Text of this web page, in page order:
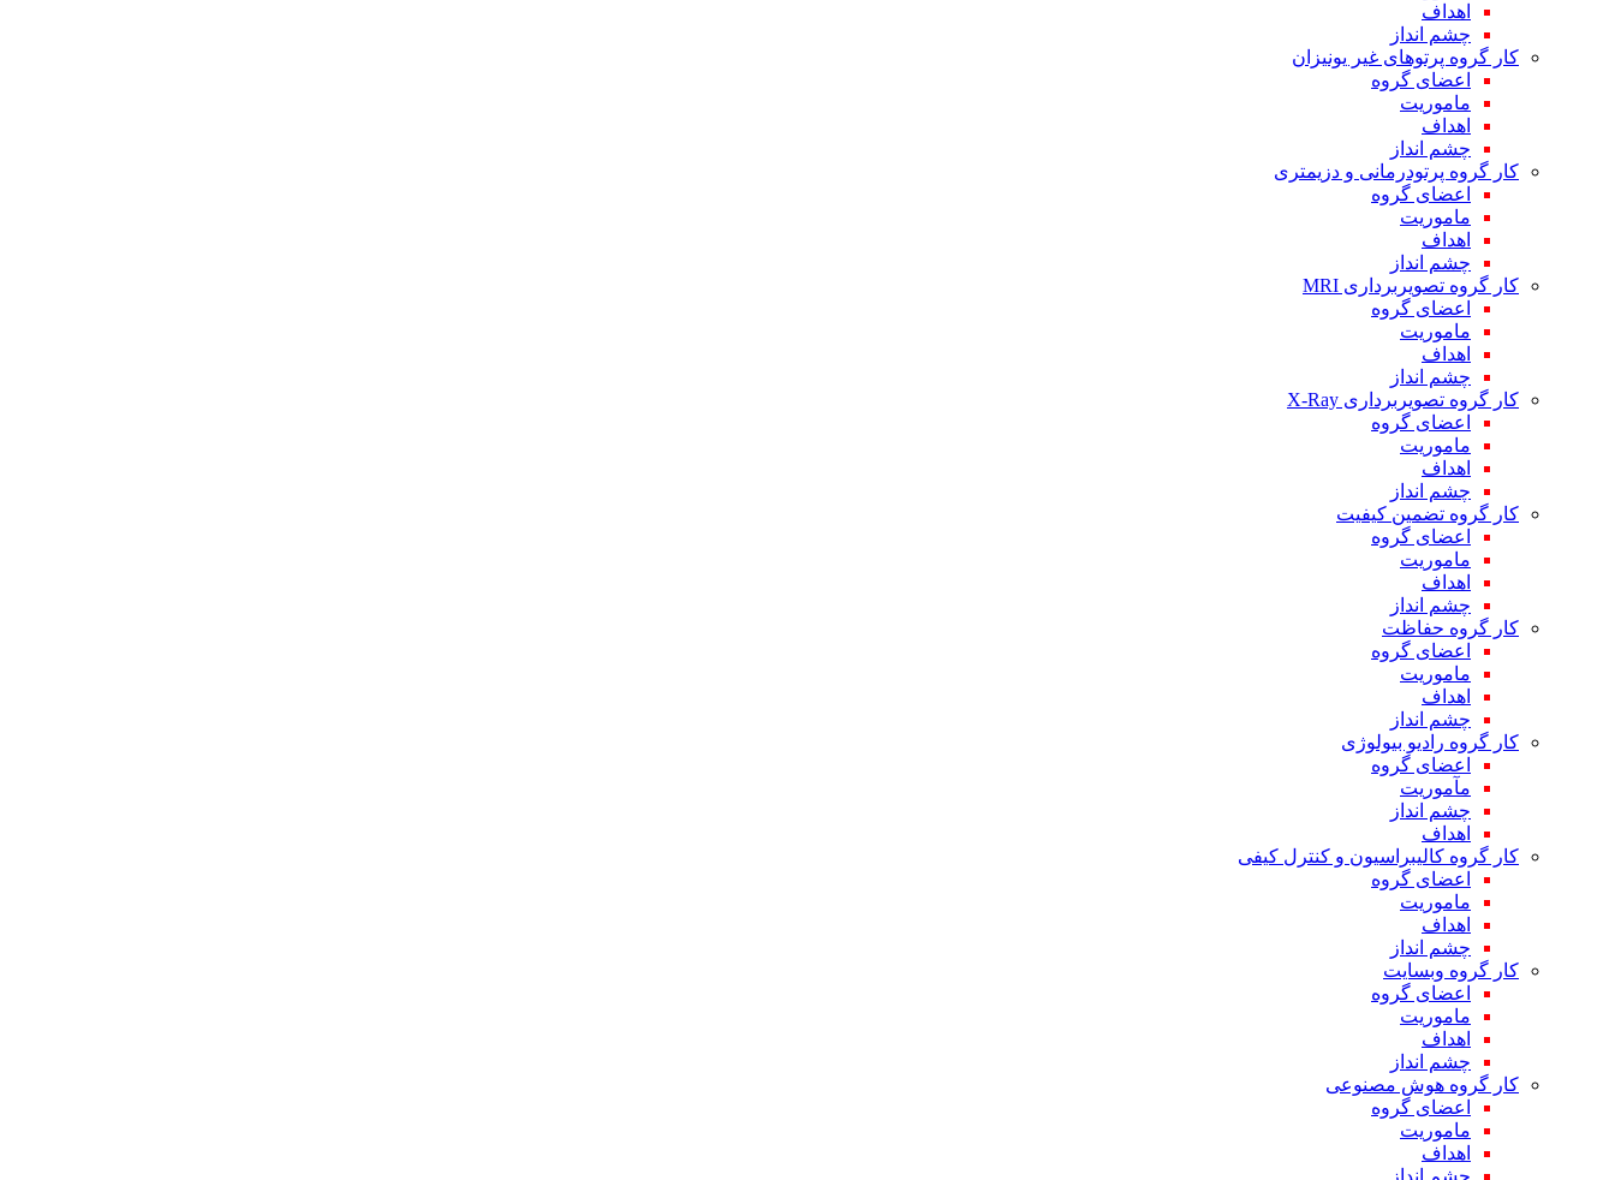
اهداف
چشم انداز
کار گروه پرتوهای غیر یونیزان
اعضای گروه
ماموریت
اهداف
چشم انداز
کار گروه پرتودرمانی و دزیمتری
اعضای گروه
ماموریت
اهداف
چشم انداز
کار گروه تصویربرداری MRI
اعضای گروه
ماموریت
اهداف
چشم انداز
کار گروه تصویربرداری X-Ray
اعضای گروه
ماموریت
اهداف
چشم انداز
کار گروه تضمین کیفیت
اعضای گروه
ماموریت
اهداف
چشم انداز
کار گروه حفاظت
اعضای گروه
ماموریت
اهداف
چشم انداز
کار گروه رادیو بیولوژی
اعضای گروه
مآموریت
چشم انداز
اهداف
کار گروه کالیبراسیون و کنترل کیفی
اعضای گروه
ماموریت
اهداف
چشم انداز
کار گروه وبسایت
اعضای گروه
ماموریت
اهداف
چشم انداز
کار گروه هوش مصنوعی
اعضای گروه
ماموریت
اهداف
چشم انداز